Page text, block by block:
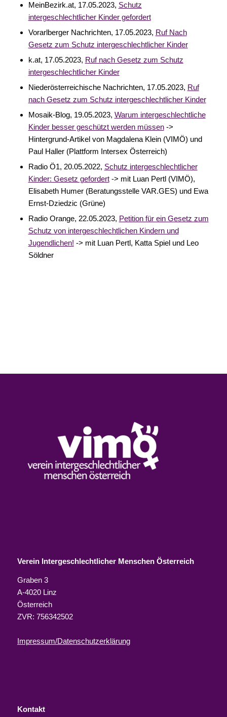
MeinBezirk.at, 17.05.2023, Schutz
intergeschlechtlicher Kinder gefordert
Vorarlberger Nachrichten, 17.05.2023, Ruf Nach
Gesetz zum Schutz intergeschlechtlicher Kinder
k.at, 17.05.2023, Ruf nach Gesetz zum Schutz
intergeschlechtlicher Kinder
Niederösterreichische Nachrichten, 17.05.2023, Ruf
nach Gesetz zum Schutz intergeschlechtlicher Kinder
Mosaik-Blog, 19.05.2023, Warum intergeschlechtliche
Kinder besser geschützt werden müssen->
Hintergrund-Artikel von Magdalena Klein (VIMÖ) und
Paul Haller (Plattform Intersex Österreich)
Radio Ö1, 20.05.2022, Schutz intergeschlechtlicher
Kinder: Gesetz gefordert-> mit Luan Pertl (VIMÖ),
Elisabeth Humer (Beratungsstelle VAR.GES) und Ewa
Ernst-Dziedzic (Grüne)
Radio Orange, 22.05.2023, Petition für ein Gesetz zum
Schutz von intergeschlechtlichen Kindern und
Jugendlichen! -> mit Luan Pertl, Katta Spiel und Leo
Söldner
Verein Intergeschlechtlicher Menschen Österreich
Graben 3
A-4020 Linz
Österreich
ZVR: 756342502
Impressum/Datenschutzerklärung
Kontakt